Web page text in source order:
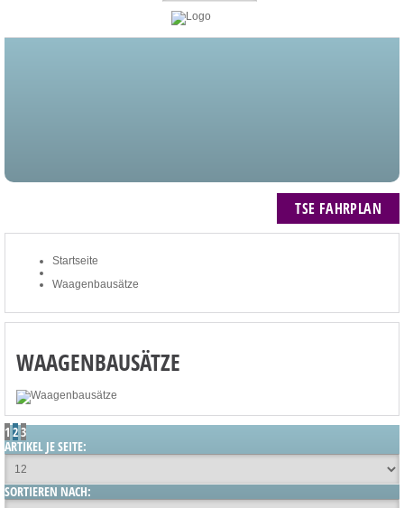
TSE FAHRPLAN
Startseite
Waagenbausätze
WAAGENBAUSÄTZE
1 23
ARTIKEL JE SEITE:
SORTIEREN NACH: